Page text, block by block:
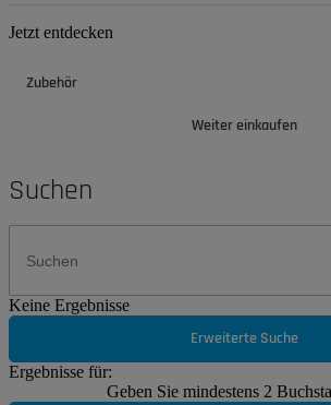
Jetzt entdecken
Zubehör
Weiter einkaufen
Suchen
Keine Ergebnisse
Erweiterte Suche
Ergebnisse für:
Geben Sie mindestens 2